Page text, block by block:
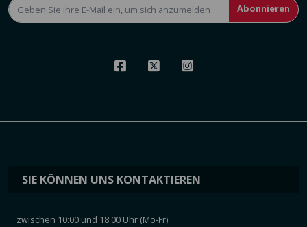
Abonnieren
SIE KÖNNEN UNS KONTAKTIEREN
zwischen 10:00 und 18:00 Uhr (Mo-Fr)